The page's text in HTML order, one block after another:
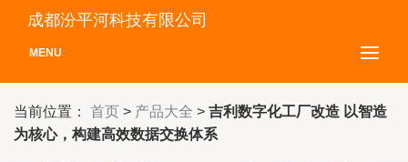
成都汾平河科技有限公司
MENU
当前位置： 首页 > 产品大全 > 吉利数字化工厂改造 以智造
为核心，构建高效数据交换体系